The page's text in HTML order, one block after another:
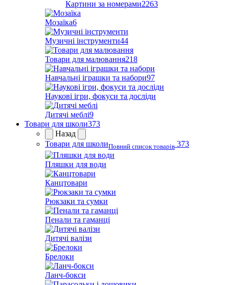
Картини за номерами2263
Мозаїка6
Музичні інструменти44
Товари для малювання218
Навчальні іграшки та набори97
Наукові ігри, фокуси та досліди
Дитячі меблі9
Товари для школи373
Назад
Товари для школиПовний список товарів 373
Пляшки для води
Канцтовари
Рюкзаки та сумки
Пенали та гаманці
Дитячі валізи
Брелоки
Ланч-бокси